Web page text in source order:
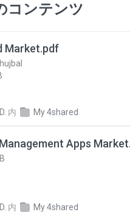
コンテンツ
Market.pdf
内 My 4shared
Apps
内 My 4shared